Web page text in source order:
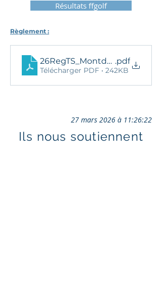
Résultats ffgolf
Règlement :
26RegTS_MontdeMarsan
.pdf
Télécharger PDF • 242KB
27 mars 2026 à 11:26:22
Ils nous soutiennent